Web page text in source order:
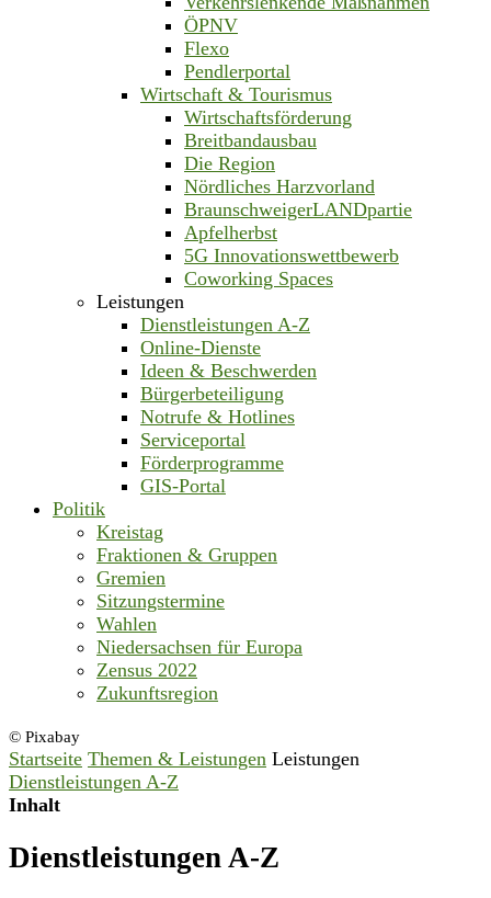
ÖPNV
Flexo
Pendlerportal
Wirtschaft & Tourismus
Wirtschaftsförderung
Breitbandausbau
Die Region
Nördliches Harzvorland
BraunschweigerLANDpartie
Apfelherbst
5G Innovationswettbewerb
Coworking Spaces
Leistungen
Dienstleistungen A-Z
Online-Dienste
Ideen & Beschwerden
Bürgerbeteiligung
Notrufe & Hotlines
Serviceportal
Förderprogramme
GIS-Portal
Politik
Kreistag
Fraktionen & Gruppen
Gremien
Sitzungstermine
Wahlen
Niedersachsen für Europa
Zensus 2022
Zukunftsregion
© Pixabay
Startseite Themen & Leistungen Leistungen
Dienstleistungen A-Z
Inhalt
Dienstleistungen A-Z